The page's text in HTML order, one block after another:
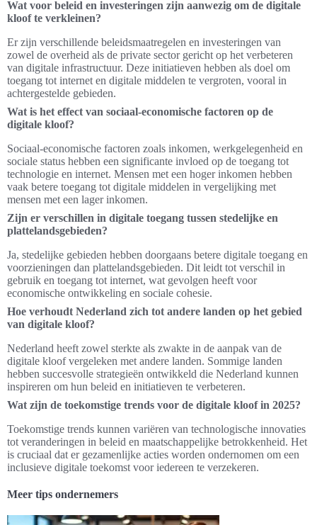
Wat voor beleid en investeringen zijn aanwezig om de digitale
kloof te verkleinen?
Er zijn verschillende beleidsmaatregelen en investeringen van
zowel de overheid als de private sector gericht op het verbeteren
van digitale infrastructuur. Deze initiatieven hebben als doel om
toegang tot internet en digitale middelen te vergroten, vooral in
achtergestelde gebieden.
Wat is het effect van sociaal-economische factoren op de
digitale kloof?
Sociaal-economische factoren zoals inkomen, werkgelegenheid en
sociale status hebben een significante invloed op de toegang tot
technologie en internet. Mensen met een hoger inkomen hebben
vaak betere toegang tot digitale middelen in vergelijking met
mensen met een lager inkomen.
Zijn er verschillen in digitale toegang tussen stedelijke en
plattelandsgebieden?
Ja, stedelijke gebieden hebben doorgaans betere digitale toegang en
voorzieningen dan plattelandsgebieden. Dit leidt tot verschil in
gebruik en toegang tot internet, wat gevolgen heeft voor
economische ontwikkeling en sociale cohesie.
Hoe verhoudt Nederland zich tot andere landen op het gebied
van digitale kloof?
Nederland heeft zowel sterkte als zwakte in de aanpak van de
digitale kloof vergeleken met andere landen. Sommige landen
hebben succesvolle strategieën ontwikkeld die Nederland kunnen
inspireren om hun beleid en initiatieven te verbeteren.
Wat zijn de toekomstige trends voor de digitale kloof in 2025?
Toekomstige trends kunnen variëren van technologische innovaties
tot veranderingen in beleid en maatschappelijke betrokkenheid. Het
is cruciaal dat er gezamenlijke acties worden ondernomen om een
inclusieve digitale toekomst voor iedereen te verzekeren.
Meer tips ondernemers